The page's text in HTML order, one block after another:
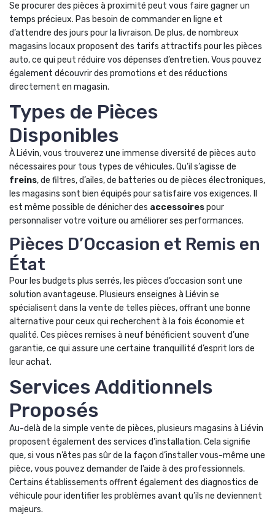
Se procurer des pièces à proximité peut vous faire gagner un
temps précieux. Pas besoin de commander en ligne et
d’attendre des jours pour la livraison. De plus, de nombreux
magasins locaux proposent des tarifs attractifs pour les pièces
auto, ce qui peut réduire vos dépenses d’entretien. Vous pouvez
également découvrir des promotions et des réductions
directement en magasin.
Types de Pièces
Disponibles
À Liévin, vous trouverez une immense diversité de pièces auto
nécessaires pour tous types de véhicules. Qu’il s’agisse de
freins, de filtres, d’ailes, de batteries ou de pièces électroniques,
les magasins sont bien équipés pour satisfaire vos exigences. Il
est même possible de dénicher des accessoirespour
personnaliser votre voiture ou améliorer ses performances.
Pièces D’Occasion et Remis en
État
Pour les budgets plus serrés, les pièces d’occasion sont une
solution avantageuse. Plusieurs enseignes à Liévin se
spécialisent dans la vente de telles pièces, offrant une bonne
alternative pour ceux qui recherchent à la fois économie et
qualité. Ces pièces remises à neuf bénéficient souvent d’une
garantie, ce qui assure une certaine tranquillité d’esprit lors de
leur achat.
Services Additionnels
Proposés
Au-delà de la simple vente de pièces, plusieurs magasins à Liévin
proposent également des services d’installation. Cela signifie
que, si vous n’êtes pas sûr de la façon d’installer vous-même une
pièce, vous pouvez demander de l’aide à des professionnels.
Certains établissements offrent également des diagnostics de
véhicule pour identifier les problèmes avant qu’ils ne deviennent
majeurs.